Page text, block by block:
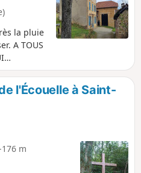
la pluie
A TOUS
vous
indiquant
l'Écouelle à Saint-
m